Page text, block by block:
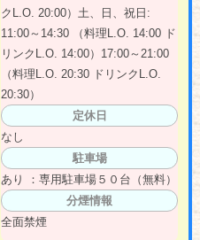
クL.O. 20:00）土、日、祝日:
11:00～14:30 （料理L.O. 14:00 ド
リンクL.O. 14:00）17:00～21:00
（料理L.O. 20:30 ドリンクL.O.
20:30）
定休日
なし
駐車場
あり ：専用駐車場５０台（無料）
分煙情報
全面禁煙